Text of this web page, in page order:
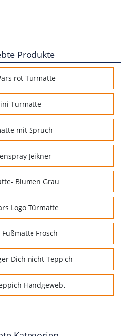
Produkte
rot Türmatte
Türmatte
mit Spruch
Jeikner
Blumen Grau
Logo Türmatte
Frosch
Dich nicht Teppich
Handgewebt